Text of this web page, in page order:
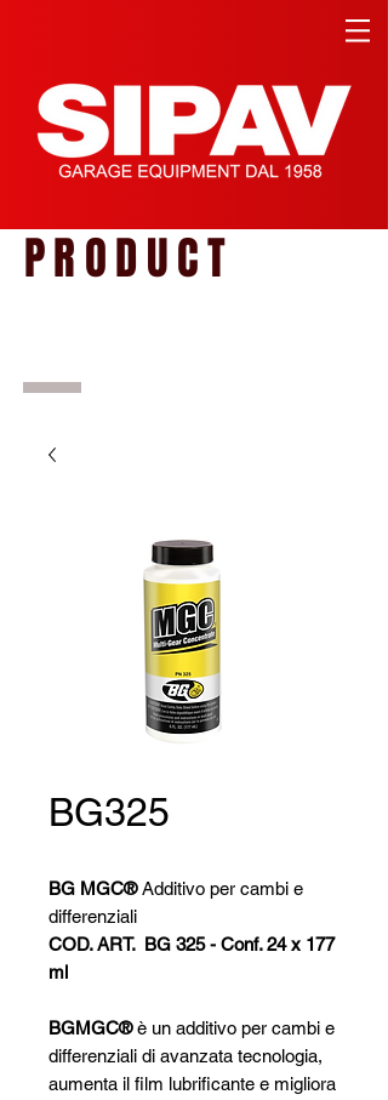
PRODUCT
BG325
BG MGC®Additivo per cambi e
differenziali
COD. ART. BG 325 - Conf. 24 x 177
ml
BGMGC®è un additivo per cambi e
differenziali di avanzata tecnologia,
aumenta il film lubrificante e migliora